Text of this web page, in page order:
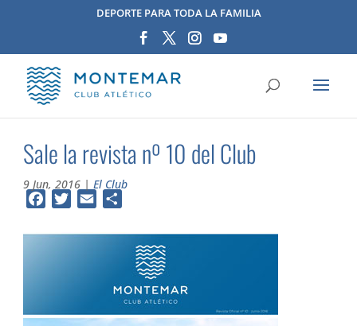
DEPORTE PARA TODA LA FAMILIA
Sale la revista nº 10 del Club
9 Jun, 2016 |El Club
FacebookTwitterEmail